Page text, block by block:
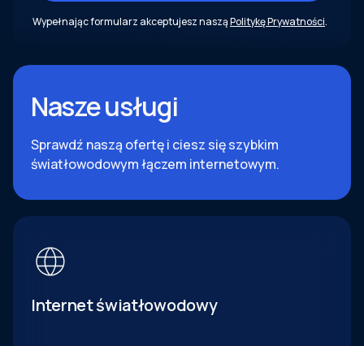
Wypełnając formularz akceptujesz nasząPolitykę Prywatności.
Nasze usługi
Sprawdź naszą ofertę i ciesz się szybkim
światłowodowym łączem internetowym.
Internet światłowodowy